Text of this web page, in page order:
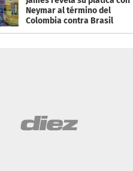
Neymar al término del
Colombia contra Brasil